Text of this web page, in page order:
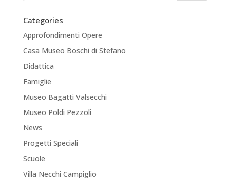
Categories
Approfondimenti Opere
Casa Museo Boschi di Stefano
Didattica
Famiglie
Museo Bagatti Valsecchi
Museo Poldi Pezzoli
News
Progetti Speciali
Scuole
Villa Necchi Campiglio